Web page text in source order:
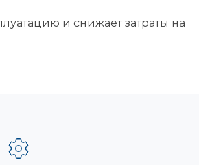
и снижает затраты на